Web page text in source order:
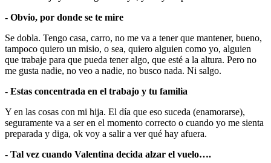
- Obvio, por donde se te mire
Se dobla. Tengo casa, carro, no me va a tener que mantener, bueno,
tampoco quiero un misio, o sea, quiero alguien como yo, alguien
que trabaje para que pueda tener algo, que esté a la altura. Pero no
me gusta nadie, no veo a nadie, no busco nada. Ni salgo.
- Estas concentrada en el trabajo y tu familia
Y en las cosas con mi hija. El día que eso suceda (enamorarse),
seguramente va a ser en el momento correcto o cuando yo me sienta
preparada y diga, ok voy a salir a ver qué hay afuera.
- Tal vez cuando Valentina decida alzar el vuelo….